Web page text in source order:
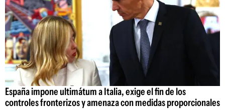
España impone ultimátum a Italia, exige el fin de los
controles fronterizos y amenaza con medidas proporcionales